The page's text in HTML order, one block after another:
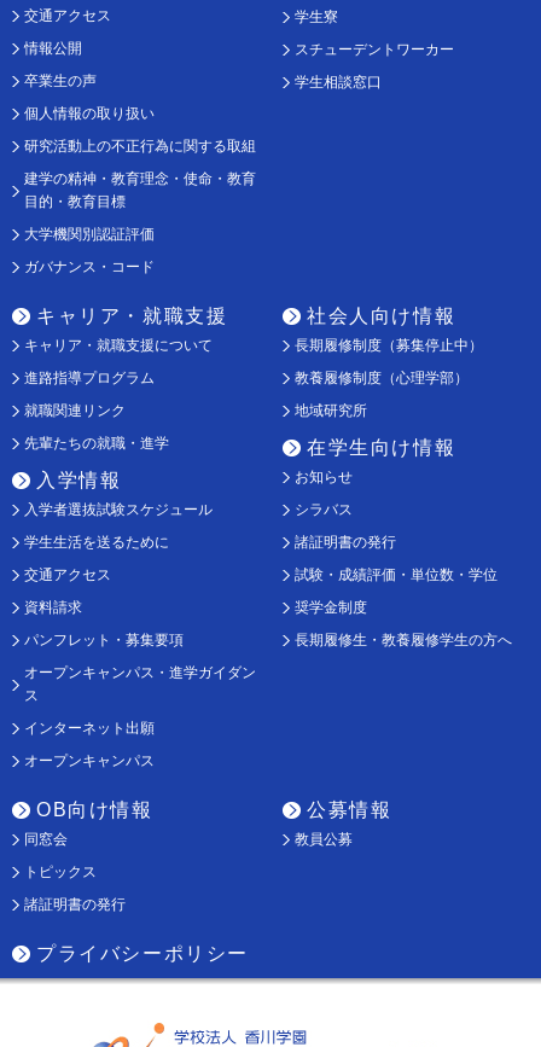
交通アクセス
情報公開
卒業生の声
個人情報の取り扱い
研究活動上の不正行為に関する取組
建学の精神・教育理念・使命・教育
目的・教育目標
大学機関別認証評価
ガバナンス・コード
学生寮
スチューデントワーカー
学生相談窓口
キャリア・就職支援
キャリア・就職支援について
進路指導プログラム
就職関連リンク
先輩たちの就職・進学
入学情報
入学者選抜試験スケジュール
学生生活を送るために
交通アクセス
資料請求
パンフレット・募集要項
オープンキャンパス・進学ガイダン
ス
インターネット出願
オープンキャンパス
社会人向け情報
長期履修制度（募集停止中）
教養履修制度（心理学部）
地域研究所
在学生向け情報
お知らせ
シラバス
諸証明書の発行
試験・成績評価・単位数・学位
奨学金制度
長期履修生・教養履修学生の方へ
OB向け情報
同窓会
トピックス
諸証明書の発行
公募情報
教員公募
プライバシーポリシー